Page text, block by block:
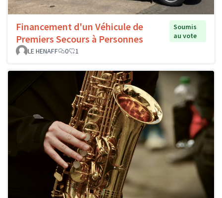
Financement d'un Véhicule de
Premiers Secours à Personnes
Soumis
au vote
LE HENAFF
0 1